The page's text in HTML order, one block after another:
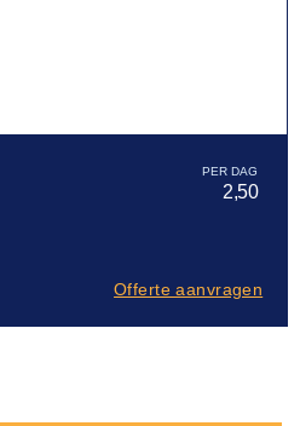
2,50
Offerte aanvragen